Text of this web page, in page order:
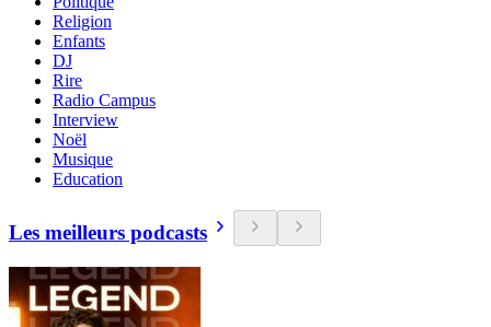
Religion
Enfants
DJ
Rire
Radio Campus
Interview
Noël
Musique
Education
Les meilleurs podcasts